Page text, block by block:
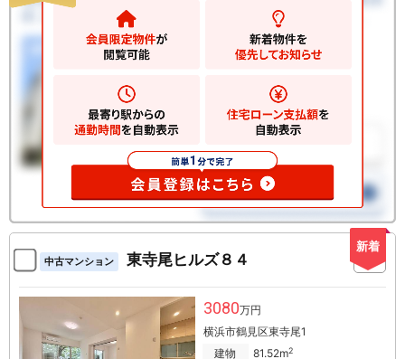
新着
中古マンション 東寺尾ヒルズ８４
3080万円
横浜市鶴見区東寺尾1
建物
81.52m2